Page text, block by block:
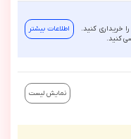
خریداری کنید.
کنید.
اطلاعات بیشتر
نمایش لیست